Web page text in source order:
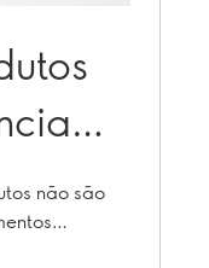
não são